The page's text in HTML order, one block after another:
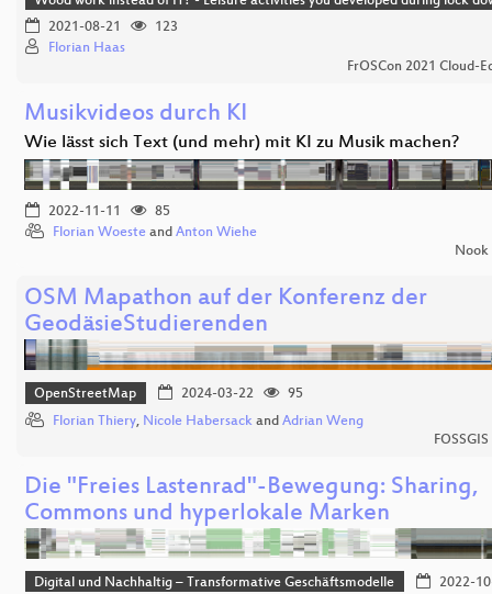
2021-08-21
123
Florian Haas
FrOSCon 2021 Cloud-
Musikvideos durch KI
Wie lässt sich Text (und mehr) mit KI zu Musik machen?
2022-11-11
85
Florian Woeste and Anton Wiehe
Nook
OSM Mapathon auf der Konferenz der
GeodäsieStudierenden
OpenStreetMap 2024-03-22
95
Florian Thiery, Nicole Habersack and Adrian Weng
Die "Freies Lastenrad"-Bewegung: Sharing,
Commons und hyperlokale Marken
Digital und Nachhaltig – Transformative Geschäftsmodelle
2022-